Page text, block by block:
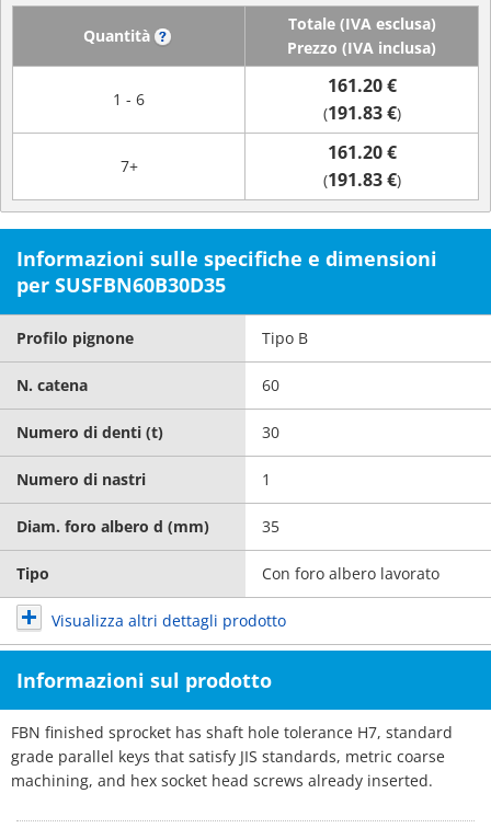
Quantità
Totale (IVA esclusa)
Prezzo (IVA inclusa)
1 - 6
161.20 €
(191.83 €)
7+
161.20 €
(191.83 €)
Informazioni sulle specifiche e dimensioni
per SUSFBN60B30D35
Profilo pignone Tipo B
N. catena 60
Numero di denti (t) 30
Numero di nastri 1
Diam. foro albero d (mm) 35
Tipo Con foro albero lavorato
Visualizza altri dettagli prodotto
Informazioni sul prodotto
FBN finished sprocket has shaft hole tolerance H7, standard
grade parallel keys that satisfy JIS standards, metric coarse
machining, and hex socket head screws already inserted.